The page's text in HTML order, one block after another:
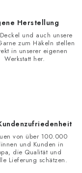
Herstellung
und auch unsere
zum Häkeln stellen
in unserer eigenen
Werkstatt her.
von über 100.000
und Kunden in
die Qualität und
Lieferung schätzen.